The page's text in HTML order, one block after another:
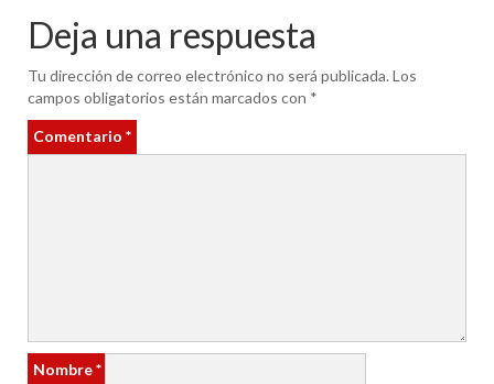
Deja una respuesta
Tu dirección de correo electrónico no será publicada.Los
campos obligatorios están marcados con *
Comentario *
Nombre*